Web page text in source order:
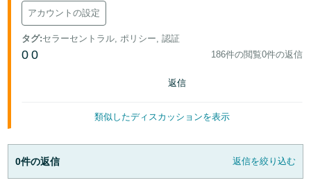
アカウントの設定
タグ:セラーセントラル, ポリシー, 認証
0 0 186件の閲覧0件の返信
返信
類似したディスカッションを表示
0件の返信 返信を絞り込む